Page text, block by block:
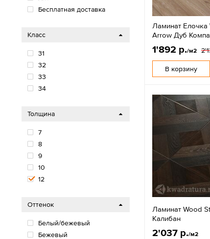
Ламинат Елочка
Arrow Дуб
1'892 р./м2
В корзину
Ламинат Wood
Калибан
2'037 р./м2
Бесплатная доставка
Класс
31
32
33
34
Толщина
7
8
9
10
12
Оттенок
Белый/бежевый
Бежевый